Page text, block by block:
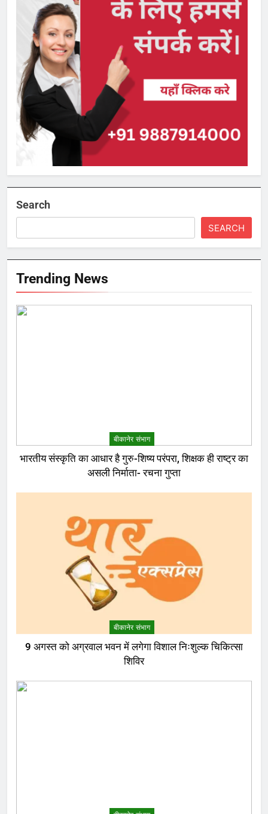
Search
SEARCH
Trending News
बीकानेर संभाग
भारतीय संस्कृति का आधार है गुरु-शिष्य परंपरा, शिक्षक ही राष्ट्र का
असली निर्माता- रचना गुप्ता
बीकानेर संभाग
9 अगस्त को अग्रवाल भवन में लगेगा विशाल निःशुल्क चिकित्सा
शिविर